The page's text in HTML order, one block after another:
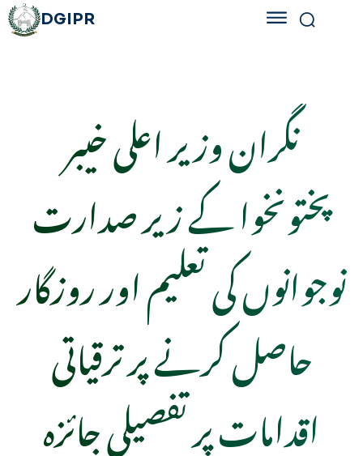
DGIPR
نگران وزیر اعلی خیبر
پختونخوا کے زیر صدارت
نوجوانوں کی تعلیم اور روزگار
حاصل کرنے پر ترقیاتی
اقدامات پر تفصیلی جائزہ